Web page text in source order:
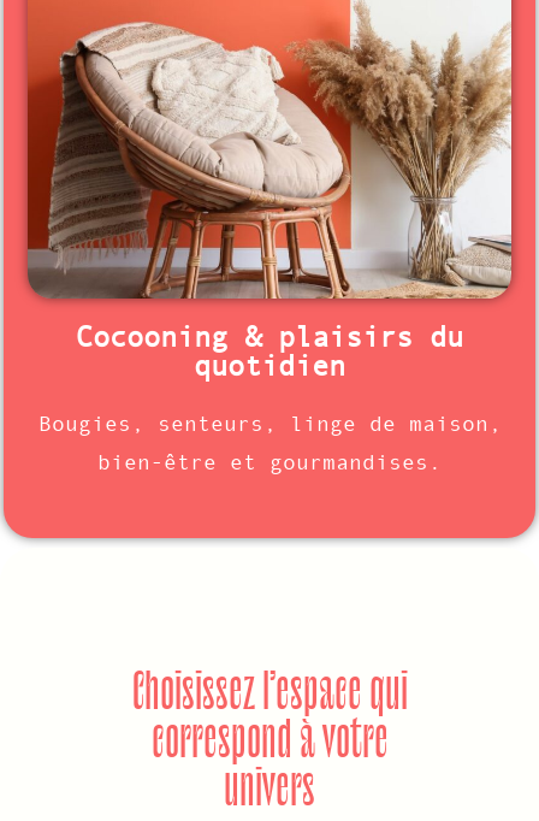
Cocooning & plaisirs du
quotidien
Bougies, senteurs, linge de maison,
bien-être et gourmandises.
Choisissez l’espace qui
correspond à votre
univers